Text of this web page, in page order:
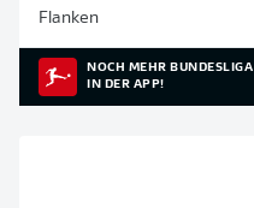
Flanken
NOCH MEHR BUNDESLIGA
IN DER APP!